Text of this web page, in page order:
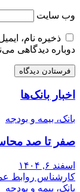
وب‌ سایت
ذخیره نام،
دوباره دیدگاهی
اخبار بانک‌ها
بانک، بیمه و بودجه
صفر تا صد
اسفند ۶, ۱۴۰۴
کارشناس روابط
بانک، بیمه و بودجه